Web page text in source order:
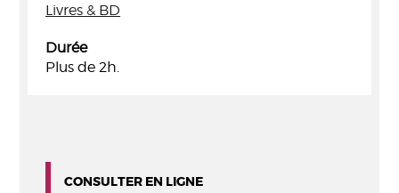
Livres & BD
Durée
Plus de 2h.
CONSULTER EN LIGNE